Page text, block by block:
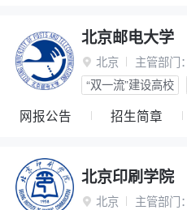
北京邮电大学
 北京 主管部门：
“双一流”建设高校
网报公告 招生简章
北京印刷学院
 北京 主管部门：